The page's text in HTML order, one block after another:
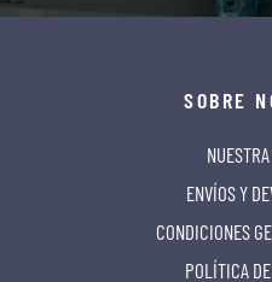
SOBRE
ENVÍOS Y
CONDICIONES
POLÍTICA